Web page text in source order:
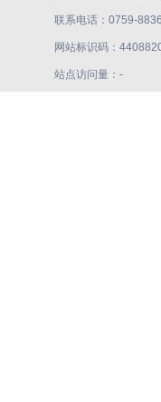
联系电话：0759-
网站标识码：
站点访问量： -